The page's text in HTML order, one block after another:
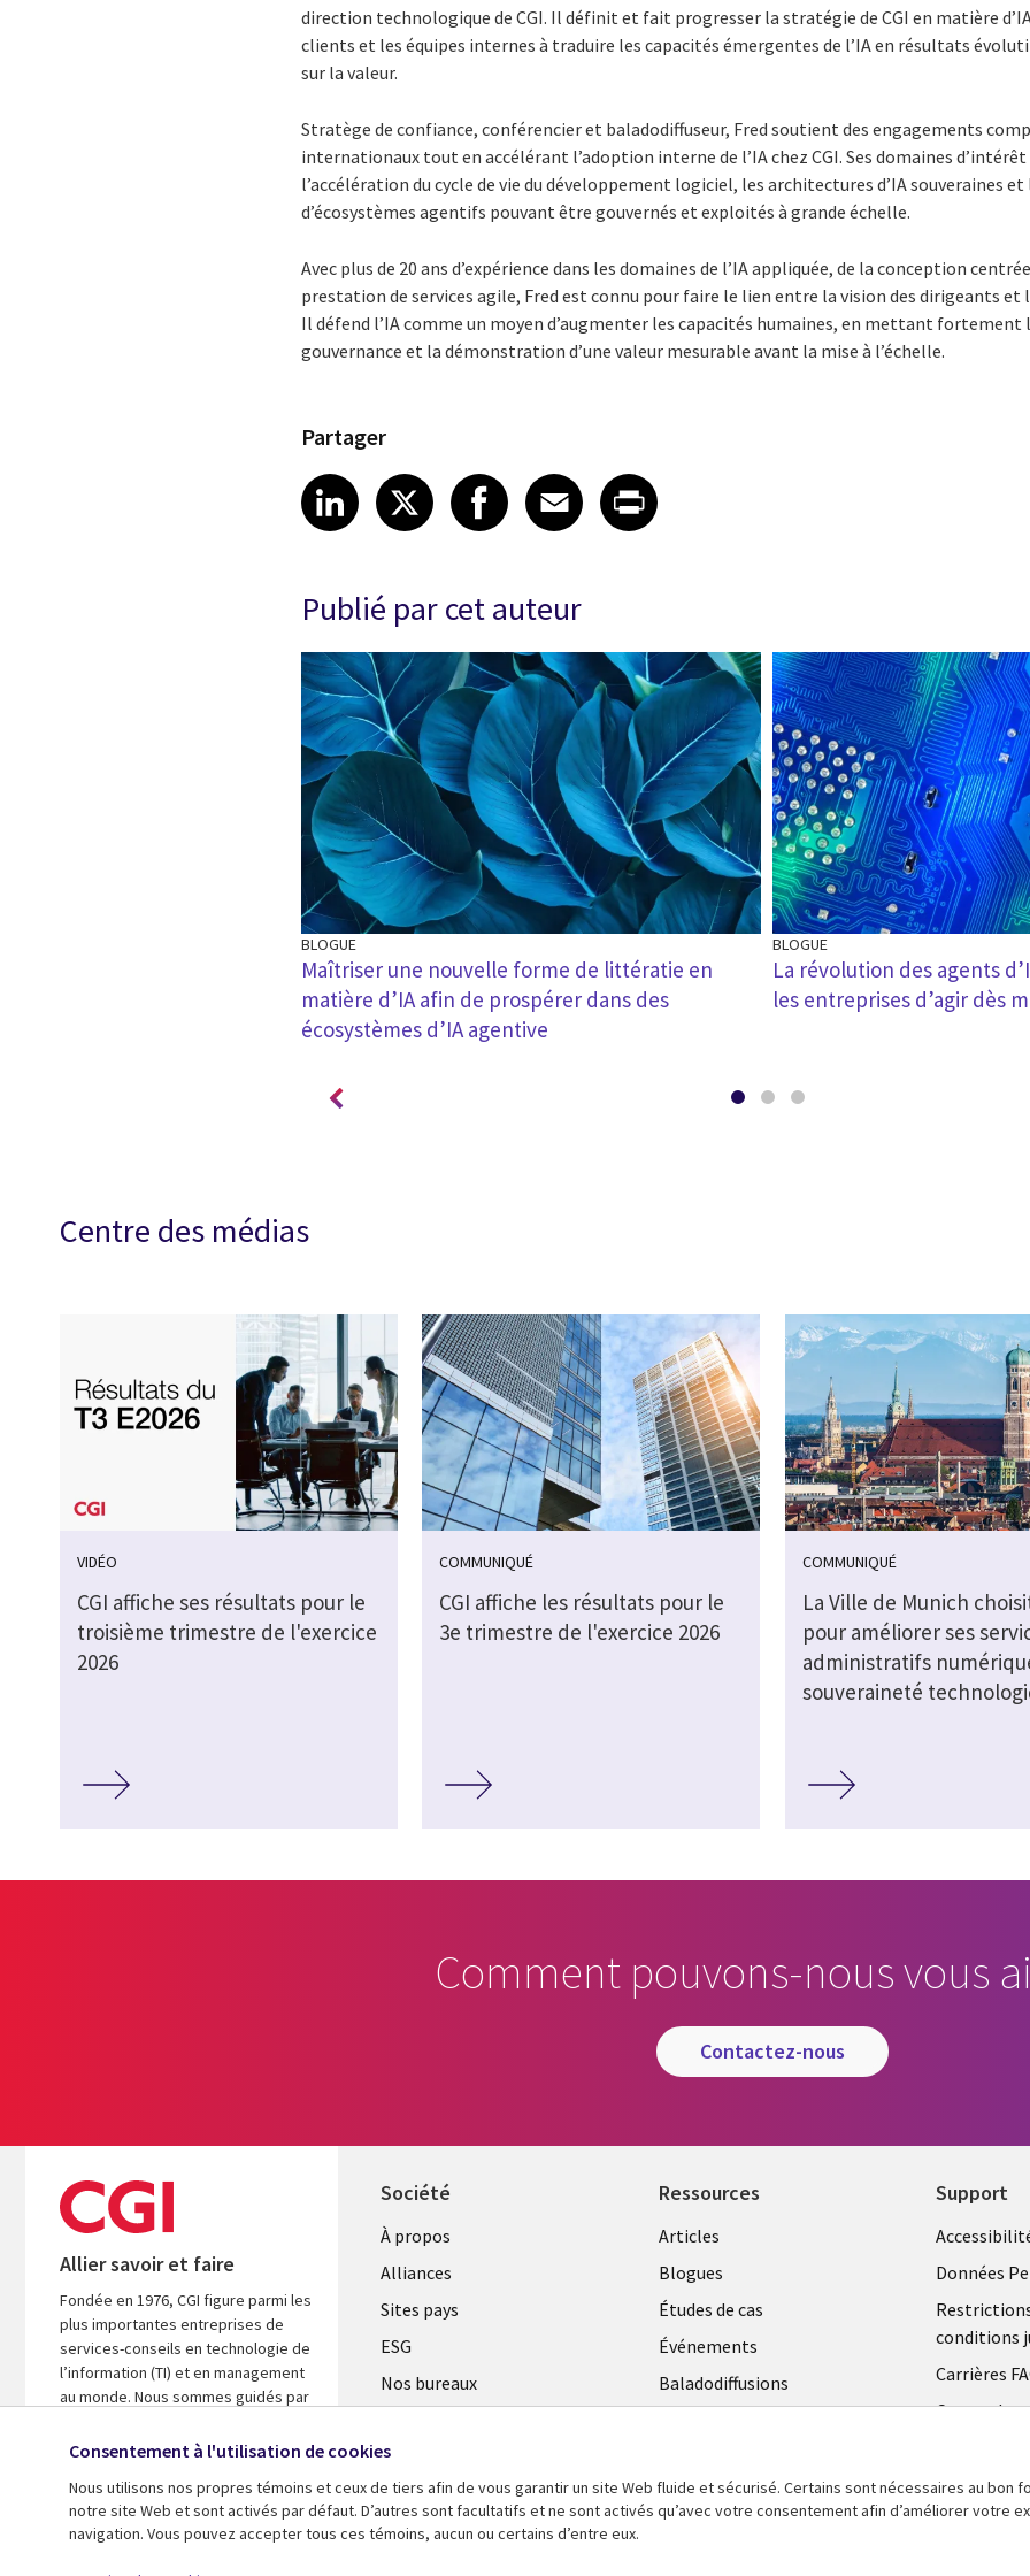
direction technologique de CGI. Il définit et fait progresser la stratégie de CGI en matière
clients et les équipes internes à traduire les capacités émergentes de l’IA en résultats
sur la valeur.
Stratège de confiance, conférencier et baladodiffuseur, Fred soutient des engagements
internationaux tout en accélérant l’adoption interne de l’IA chez CGI. Ses domaines
l’accélération du cycle de vie du développement logiciel, les architectures d’IA souveraines
d’écosystèmes agentifs pouvant être gouvernés et exploités à grande échelle.
Avec plus de 20 ans d’expérience dans les domaines de l’IA appliquée, de la conception
prestation de services agile, Fred est connu pour faire le lien entre la vision des dirigeants et
Il défend l’IA comme un moyen d’augmenter les capacités humaines, en mettant fortement
gouvernance et la démonstration d’une valeur mesurable avant la mise à l’échelle.
Partager
Share article on LinkedIn
LinkedIn
Share article on X
XShare article on Facebook
Facebook
Share article on Email
Email
Share article on Print
Publié par cet auteur
BLOGUE
Maîtriser une nouvelle forme de littératie en
matière d’IA afin de prospérer dans des
écosystèmes d’IA agentive
BLOGUE
La révolution des agents
les entreprises d’agir dès
Centre des médias
VIDÉO
CGI affiche ses résultats pour le
troisième trimestre de l'exercice
2026
COMMUNIQUÉ
CGI affiche les résultats pour le
3e trimestre de l'exercice 2026
COMMUNIQUÉ
La Ville de Munich
pour améliorer ses
administratifs
souveraineté
Comment pouvons-nous vous
contactez-nous
Allier savoir et faire
Fondée en 1976, CGI figure parmi les
plus importantes entreprises de
services-conseils en technologie de
l’information (TI) et en management
au monde. Nous sommes guidés par
d’accélérer le rendement de vos
En savoir plus
Société
À propos
Alliances
Sites pays
ESG
Nos bureaux
Salle de presse
Ressources
Articles
Blogues
Études de cas
Événements
Baladodiffusions
Support
Données
conditions
Carrières
Centre de
Consentement à l'utilisation de cookies
Nous utilisons nos propres témoins et ceux de tiers afin de vous garantir un site Web fluide et sécurisé. Certains sont nécessaires au bon
notre site Web et sont activés par défaut. D’autres sont facultatifs et ne sont activés qu’avec votre consentement afin d’améliorer votre
navigation. Vous pouvez accepter tous ces témoins, aucun ou certains d’entre eux.